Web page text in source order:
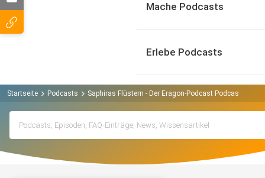
Mache Podcasts
Erlebe Podcasts
Startseite Podcasts Saphiras Flüstern - Der Eragon-Podcast Podcast